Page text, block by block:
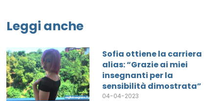
Leggi anche
Sofia ottiene la carriera
alias: “Grazie ai miei
insegnanti per la
sensibilità dimostrata”
04-04-2023